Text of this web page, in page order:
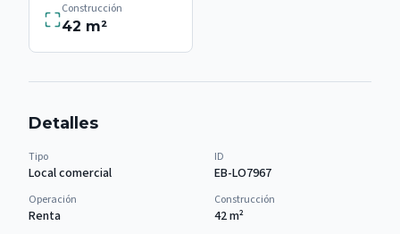
Construcción
42 m²
Detalles
Tipo
Local comercial
ID
EB-LO7967
Operación
Renta
Construcción
42m²